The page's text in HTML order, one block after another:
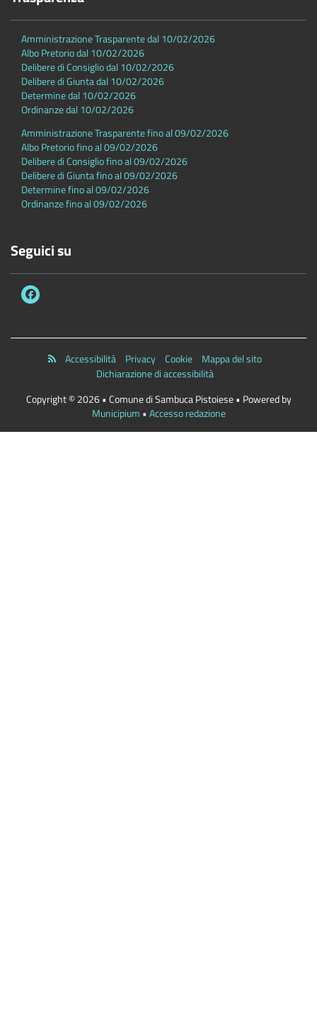
Amministrazione Trasparente dal 10/02/2026
Albo Pretorio dal 10/02/2026
Delibere di Consiglio dal 10/02/2026
Delibere di Giunta dal 10/02/2026
Determine dal 10/02/2026
Ordinanze dal 10/02/2026
Amministrazione Trasparente fino al 09/02/2026
Albo Pretorio fino al 09/02/2026
Delibere di Consiglio fino al 09/02/2026
Delibere di Giunta fino al 09/02/2026
Determine fino al 09/02/2026
Ordinanze fino al 09/02/2026
Seguici su
Accessibilità Privacy Cookie
Mappa del sito
Dichiarazione di accessibilità
Copyright © 2026 • Comune di Sambuca Pistoiese • Powered by
Municipium • Accesso redazione